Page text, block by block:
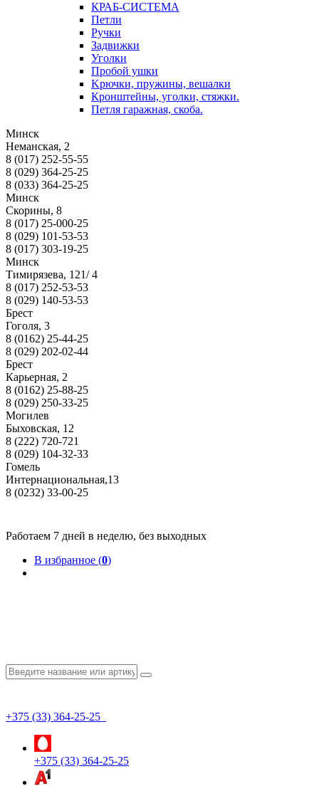
КРАБ-СИСТЕМА
Петли
Ручки
Задвижки
Уголки
Пробой ушки
Kрючки, пружины, вешалки
Кронштейны, уголки, стяжки.
Петля гаражная, скоба.
Минск
Неманская, 2
8 (017) 252-55-55
8 (029) 364-25-25
8 (033) 364-25-25
Минск
Скорины, 8
8 (017) 25-000-25
8 (029) 101-53-53
8 (017) 303-19-25
Минск
Тимирязева, 121/ 4
8 (017) 252-53-53
8 (029) 140-53-53
Брест
Гоголя, 3
8 (0162) 25-44-25
8 (029) 202-02-44
Брест
Карьерная, 2
8 (0162) 25-88-25
8 (029) 250-33-25
Могилев
Быховская, 12
8 (222) 720-721
8 (029) 104-32-33
Гомель
Интернациональная,13
8 (0232) 33-00-25
Работаем 7 дней в неделю, без выходных
В избранное (0)
+375 (33) 364-25-25
+375 (33) 364-25-25